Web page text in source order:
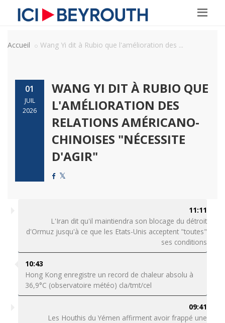
Accueil Wang Yi dit à Rubio que l'amélioration des ...
01
JUIL
2026
WANG YI DIT À RUBIO QUE
L'AMÉLIORATION DES
RELATIONS AMÉRICANO-
CHINOISES "NÉCESSITE
D'AGIR"
11:11
L'Iran dit qu'il maintiendra son blocage du détroit
d'Ormuz jusqu'à ce que les Etats-Unis acceptent "toutes"
ses conditions
10:43
Hong Kong enregistre un record de chaleur absolu à
36,9°C (observatoire météo) cla/tmt/cel
09:41
Les Houthis du Yémen affirment avoir frappé une